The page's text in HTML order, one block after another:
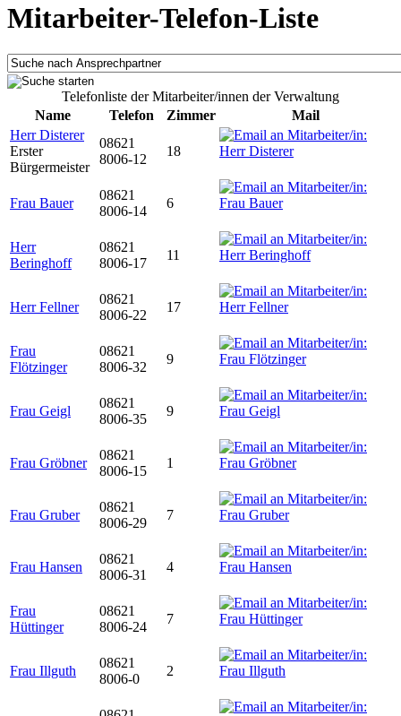
Mitarbeiter-Telefon-Liste
Telefonliste der Mitarbeiter/innen der Verwaltung
Name
Telefon Zimmer
Mail
Herr Disterer
Erster
Bürgermeister
08621
8006-12
18
Frau Bauer
08621
8006-14
6
Herr
Beringhoff
08621
8006-17
11
Herr Fellner
08621
8006-22
17
Frau
Flötzinger
08621
8006-32
9
Frau Geigl
08621
8006-35
9
Frau Gröbner
08621
8006-15
1
Frau Gruber
08621
8006-29
7
Frau Hansen
08621
8006-31
4
Frau
Hüttinger
08621
8006-24
7
Frau Illguth
08621
8006-0
2